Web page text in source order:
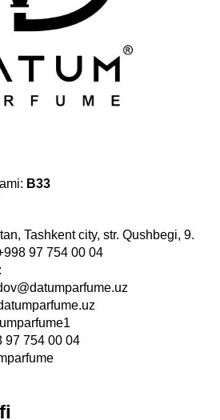
B33
Tashkent city, str. Qushbegi, 9.
97 754 00 04
97 754 00 04